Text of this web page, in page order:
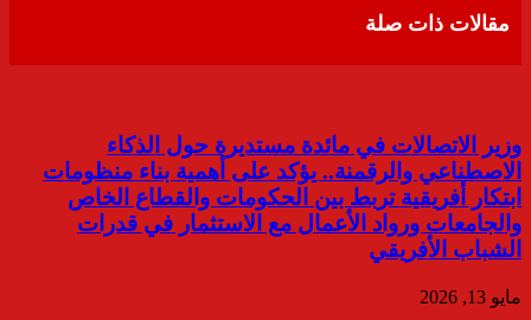
مقالات ذات صلة
وزير الاتصالات في مائدة مستديرة حول الذكاء
الاصطناعي والرقمنة.. يؤكد على أهمية بناء منظومات
ابتكار أفريقية تربط بين الحكومات والقطاع الخاص
والجامعات ورواد الأعمال مع الاستثمار في قدرات
الشباب الأفريقي
مايو 13, 2026